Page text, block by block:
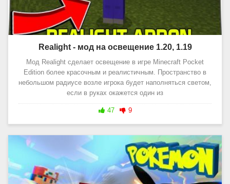
Realight - мод на освещение 1.20, 1.19
Мод Realight сделает освещение в игре Minecraft Pocket
Edition более красочным и реалистичным. Пространство в
небольшом радиусе возле игрока будет наполняться светом,
если в руках окажется один из
47 9